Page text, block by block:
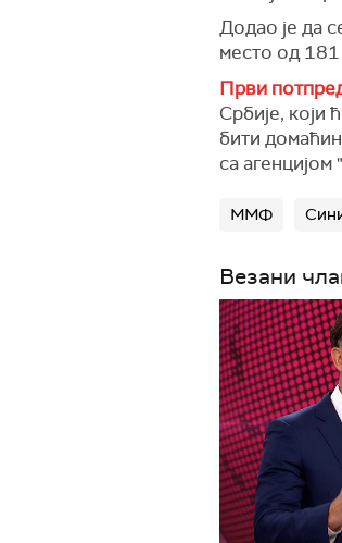
Додао је да
место од 181
Први
Србије, који
бити
са агенцијом
ММФ
Везани